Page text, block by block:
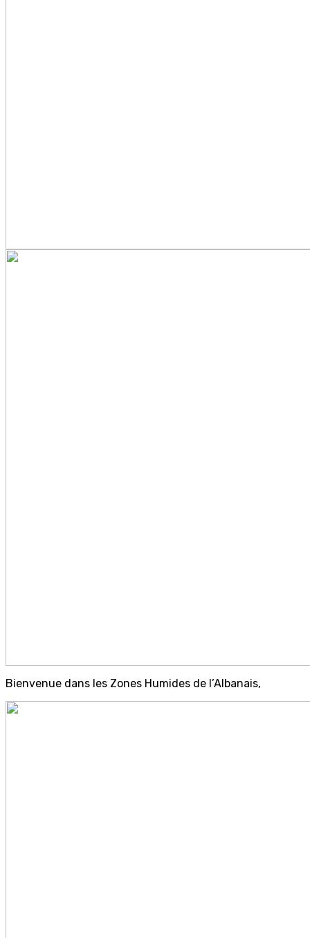
Bienvenue dans les Zones Humides de l’Albanais,